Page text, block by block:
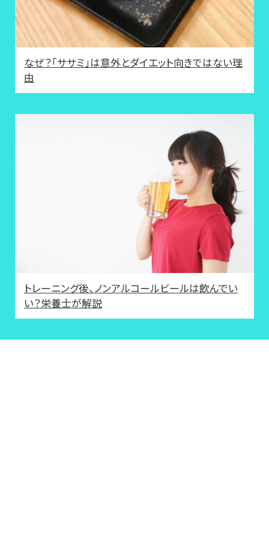
なぜ？「ササミ」は意外とダイエット向きではない理
由
トレーニング後、ノンアルコールビールは飲んでい
い？栄養士が解説